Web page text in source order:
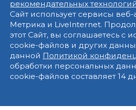
рекомендательных технологий
Сайт использует сервисы
Метрика и LiveInternet.
этот Сайт, вы соглашаетесь с
cookie-файлов и других
данной Политикой
обработки персональных
cookie-файлов составляет 14